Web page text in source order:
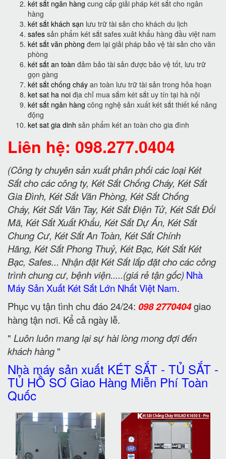
két sắt ngân hàng cung cấp giải pháp két sắt cho ngân
hàng
két sắt khách sạn lưu trữ tài sản cho khách du lịch
safes sản phẩm két sắt safes xuât khẩu hàng đầu việt nam
két sắt văn phòng đem lại giải pháp bảo vệ tài sản cho văn
phòng
két sắt an toàn đảm bảo tài sản được bảo vệ tốt, lưu trữ
gọn gàng
két sắt chống cháy an toàn lưu trữ tài sản trong hỏa hoạn
ket sat ha noi địa chỉ mua sắm két sắt uy tín tại hà nội
két sắt ngân hàng công nghệ sản xuất két sắt thiết kế năng
động
ket sat gia dinh sản phẩm két an toàn cho gia đình
Liên hệ: 098.277.0404
(Công ty chuyên sản xuất phân phối các loại Két
Sắt cho các công ty, Két Sắt Chống Cháy, Két Sắt
Gia Đình, Két Sắt Văn Phòng, Két Sắt Chống
Cháy, Két Sắt Vân Tay, Két Sắt Điện Tử, Két Sắt Đổi
Mã, Két Sắt Xuất Khẩu, Két Sắt Dự Án, Két Sắt
Chung Cư, Két Sắt An Toàn, Két Sắt Chính
Hãng, Két Sắt Phong Thuỷ, Két Bạc, Két Sắt Két
Bạc, Safes... Nhận đặt Két Sắt lắp đặt cho các công
trình chung cư, bệnh viện.....(giá rẻ tận gốc) Nhà
Máy Sản Xuất Két Sắt Lớn Nhất Việt Nam.
Phục vụ tận tình chu đáo 24/24: 098 2770404giao
hàng tận nơi. Kể cả ngày lễ.
" Luôn luôn mang lại sự hài lòng mong đợi đến
khách hàng"
Nhà máy sản xuất KÉT SẮT - TỦ SẮT -
TỦ HỒ SƠ Giao Hàng Miễn Phí Toàn
Quốc